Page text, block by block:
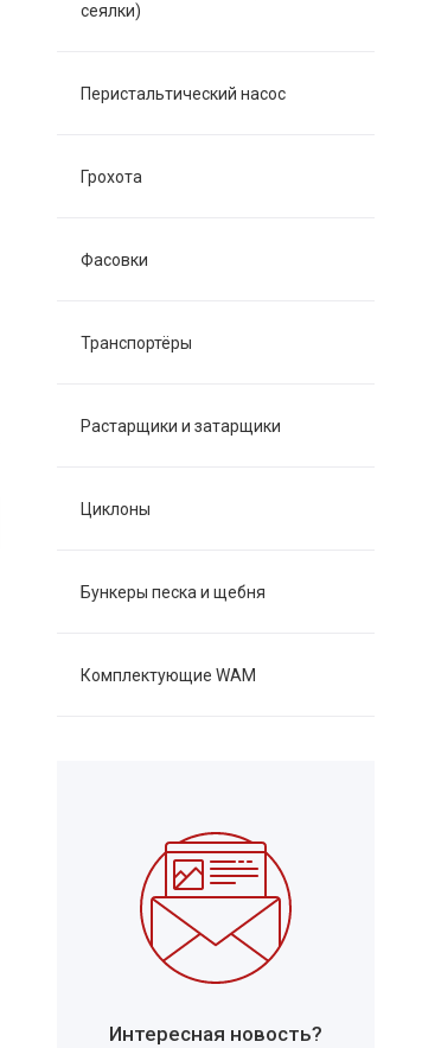
сеялки)
Перистальтический насос
Грохота
Фасовки
Транспортёры
Растарщики и затарщики
Циклоны
Бункеры песка и щебня
Комплектующие WAM
Интересная новость?